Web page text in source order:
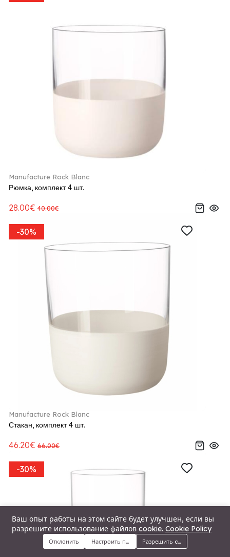
Меню Категории Поиск Корзина
Manufacture Rock Blanc
Рюмка, комплект 4 шт.
28.00€ 40.00€
-30%
Manufacture Rock Blanc
Стакан, комплект 4 шт.
46.20€ 66.00€
-30%
Ваш опыт работы на этом сайте будет улучшен, если вы
разрешите использование файлов cookie. Cookie Policy
Отклонить Настроить предпочтенияРазрешить cookie